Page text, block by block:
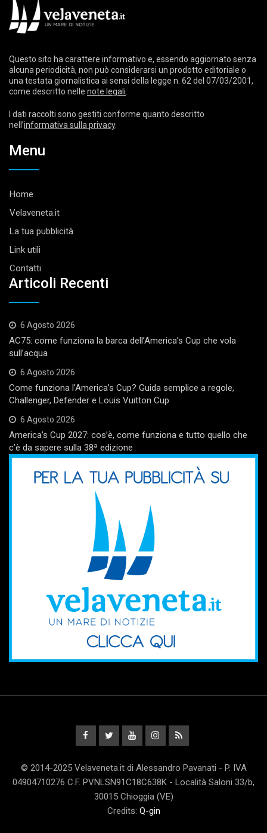
Questo sito ha carattere informativo e, essendo aggiornato senza
alcuna periodicità, non può considerarsi un prodotto editoriale o
una testata giornalistica ai sensi della legge n. 62 del 07/03/2001,
come descritto nelle note legali
I dati raccolti sono gestiti conforme quanto descritto
nell’informativa sulla privacy.
Menu
Home
Velaveneta.it
La tua pubblicità
Link utili
Contatti
Articoli Recenti
6 Agosto 2026
AC75: come funziona la barca dell’America’s Cup che vola
sull’acqua
6 Agosto 2026
Come funziona l’America’s Cup? Guida semplice a regole,
Challenger, Defender e Louis Vuitton Cup
6 Agosto 2026
America’s Cup 2027: cos’è, come funziona e tutto quello che
c’è da sapere sulla 38ª edizione
© 2014-2025 Velaveneta.it di Alessandro Pavanati - P. IVA
04904710276 C.F. PVNLSN91C18C638K - Località Saloni 33/b,
30015 Chioggia (VE)
Credits: Q-gin